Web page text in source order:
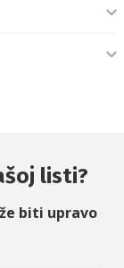
listi?
biti upravo